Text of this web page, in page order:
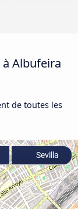
Albufeira
de toutes les
Sevilla